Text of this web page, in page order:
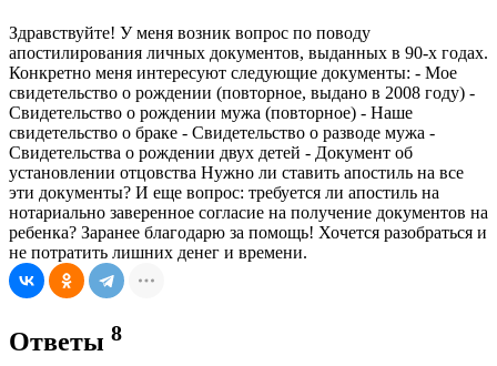
Здравствуйте! У меня возник вопрос по поводу
апостилирования личных документов, выданных в 90-х годах.
Конкретно меня интересуют следующие документы: - Мое
свидетельство о рождении (повторное, выдано в 2008 году) -
Свидетельство о рождении мужа (повторное) - Наше
свидетельство о браке - Свидетельство о разводе мужа -
Свидетельства о рождении двух детей - Документ об
установлении отцовства Нужно ли ставить апостиль на все
эти документы? И еще вопрос: требуется ли апостиль на
нотариально заверенное согласие на получение документов на
ребенка? Заранее благодарю за помощь! Хочется разобраться и
не потратить лишних денег и времени.
Ответы 8